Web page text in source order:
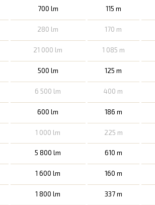
700 lm 115 m
280 lm 170 m
21 000 lm 1 085 m
500 lm 125 m
6 500 lm 400 m
600 lm 186 m
1 000 lm 225 m
5 800 lm 610 m
1 600 lm 160 m
1 800 lm 337 m